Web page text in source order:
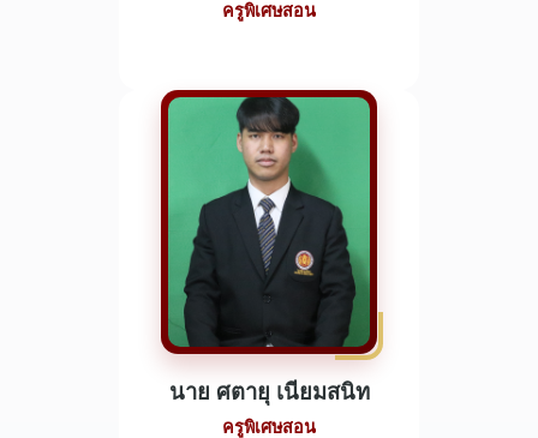
ครูพิเศษสอน
นาย ศตายุ เนียมสนิท
ครูพิเศษสอน